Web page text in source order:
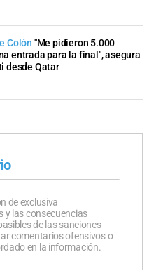
Colón "Me pidieron 5.000
entrada para la final", asegura
desde Qatar
de exclusiva
y las consecuencias
de las sanciones
comentarios ofensivos o
en la información.